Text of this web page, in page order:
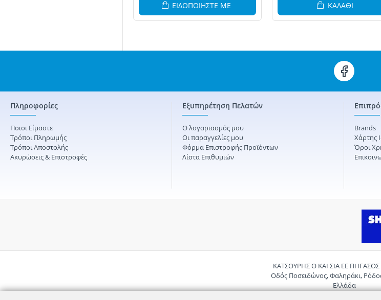
ΕΙΔΟΠΟΙΗΣΤΕ ΜΕ ΚΑΛΆΘΙ
Πληροφορίες
Ποιοι Είμαστε
Τρόποι Πληρωμής
Τρόποι Αποστολής
Ακυρώσεις & Επιστροφές
Εξυπηρέτηση Πελατών
Ο λογαριασμός μου
Οι παραγγελίες μου
Φόρμα Επιστροφής Προϊόντων
Λίστα Επιθυμιών
Brands
Χάρτης
Όροι
ΚΑΤΣΟΥΡΗΣ Θ ΚΑΙ ΣΙΑ ΕΕ
Οδός Ποσειδώνος, Φαληράκι,
Ελλάδα